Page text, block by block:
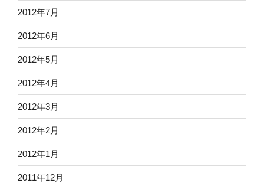
2012年7月
2012年6月
2012年5月
2012年4月
2012年3月
2012年2月
2012年1月
2011年12月